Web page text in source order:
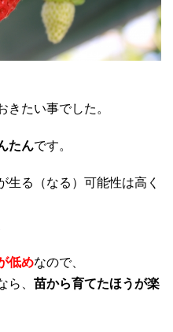
きたい事でした。
たんです。
生る（なる）可能性は高く
低めなので、
ら、 苗から育てたほうが楽